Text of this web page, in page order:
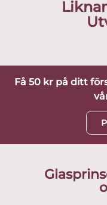
Få 50 kr på ditt